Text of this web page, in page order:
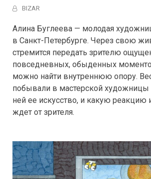
BIZAR
Алина Буглеева — молодая
в Санкт-Петербурге. Через свою
стремится передать зрителю
повседневных, обыденных
можно найти внутреннюю опору.
побывали в мастерской художницы
ней ее искусство, и какую реакцию
ждет от зрителя.